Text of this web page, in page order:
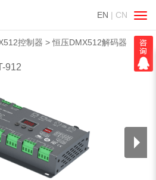
EN | CN
切
换
导
航
控制器 恒压DMX512解码器
912